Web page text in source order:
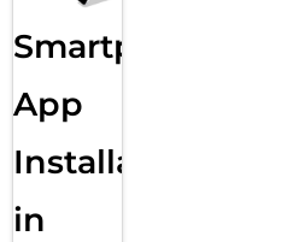
Smartphone
App
Installation
in